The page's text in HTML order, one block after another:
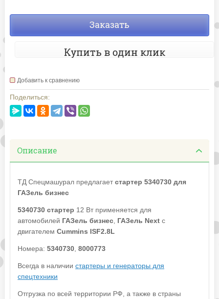
Заказать
Купить в один клик
Добавить к сравнению
Поделиться:
Описание
ТД Спецмашурал предлагаетстартер 5340730 для
ГАЗель бизнес
5340730 стартер 12 Вт применяется для
автомобилей ГАЗель бизнес, ГАЗель Next с
двигателем Cummins ISF2.8L
Номера: 5340730, 8000773
Всегда в наличии стартеры и генераторы для
спецтехники
Отгрузка по всей территории РФ, а также в страны